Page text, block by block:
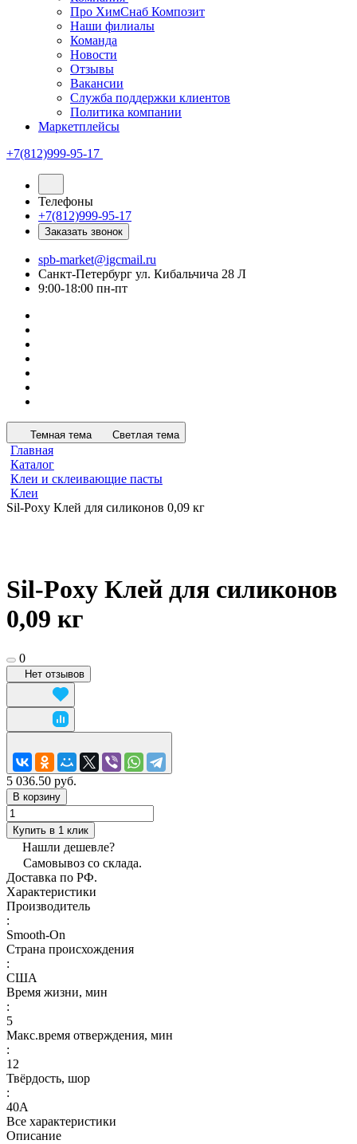
Про ХимСнаб Композит
Наши филиалы
Команда
Новости
Отзывы
Вакансии
Служба поддержки клиентов
Политика компании
Маркетплейсы
+7(812)999-95-17
Телефоны
+7(812)999-95-17
Заказать звонок
spb-market@igcmail.ru
Санкт-Петербург ул. Кибальчича 28 Л
9:00-18:00 пн-пт
Темная тема Светлая тема
Главная
Каталог
Клеи и склеивающие пасты
Клеи
Sil-Poxy Клей для силиконов 0,09 кг
Sil-Poxy Клей для силиконов
0,09 кг
0
Нет отзывов
5 036.50 руб.
В корзину
Купить в 1 клик
Нашли дешевле?
Самовывоз со склада.
Доставка по РФ.
Характеристики
Производитель
:
Smooth-On
Страна происхождения
:
США
Время жизни, мин
:
5
Макс.время отверждения, мин
:
12
Твёрдость, шор
:
40А
Все характеристики
Описание